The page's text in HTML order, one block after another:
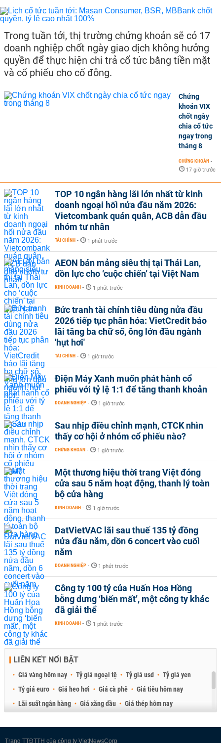
Trong tuần tới, thị trường chứng khoán sẽ có 17
doanh nghiệp chốt ngày giao dịch không hưởng
quyền để thực hiện chi trả cổ tức bằng tiền mặt
và cổ phiếu cho cổ đông.
Chứng
khoán VIX
chốt ngày
chia cổ tức
ngay trong
tháng 8
CHỨNG KHOÁN -
17 giờ trước
TOP 10 ngân hàng lãi lớn nhất từ kinh
doanh ngoại hối nửa đầu năm 2026:
Vietcombank quán quân, ACB dẫn đầu
nhóm tư nhân
TÀI CHÍNH - 1 phút trước
AEON bán mảng siêu thị tại Thái Lan,
dồn lực cho ‘cuộc chiến’ tại Việt Nam
KINH DOANH - 1 phút trước
Bức tranh tài chính tiêu dùng nửa đầu
2026 tiếp tục phân hóa: VietCredit báo
lãi tăng ba chữ số, ông lớn đầu ngành
'hụt hơi'
TÀI CHÍNH - 1 giờ trước
Điện Máy Xanh muốn phát hành cổ
phiếu với tỷ lệ 1:1 để tăng thanh khoản
DOANH NGHIỆP - 1 giờ trước
Sau nhịp điều chỉnh mạnh, CTCK nhìn
thấy cơ hội ở nhóm cổ phiếu nào?
CHỨNG KHOÁN - 1 giờ trước
Một thương hiệu thời trang Việt đóng
cửa sau 5 năm hoạt động, thanh lý toàn
bộ cửa hàng
KINH DOANH - 1 giờ trước
DatVietVAC lãi sau thuế 135 tỷ đồng
nửa đầu năm, dồn 6 concert vào cuối
năm
DOANH NGHIỆP - 1 phút trước
Công ty 100 tỷ của Huấn Hoa Hồng
bỗng dưng ‘biến mất’, một công ty khác
đã giải thể
KINH DOANH - 1 phút trước
LIÊN KẾT NỔI BẬT
Giá vàng hôm nay Tỷ giá ngoại tệ Tỷ giá usd
Tỷ giá yen
Tỷ giá euro
Giá heo hơi Giá cà phê
Giá tiêu hôm nay
Lãi suất ngân hàng
Giá xăng dầu
Giá thép hôm nay
Trang TTĐTTH của công ty VietNewsCorp